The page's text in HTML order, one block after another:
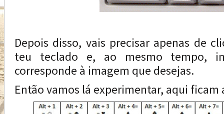
Depois disso, vais precisar apenas de
teu teclado e, ao mesmo tempo,
corresponde à imagem que desejas.
Então vamos lá experimentar, aqui ficam